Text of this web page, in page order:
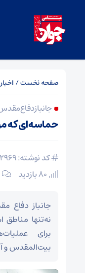
صفحه نخست/ اخبار
جانباز دفاع
حماسه‌ای که
کد نوشته: 2969
جانباز دفاع
نه‌تنها مناطق
برای
بیت‌المقدس و